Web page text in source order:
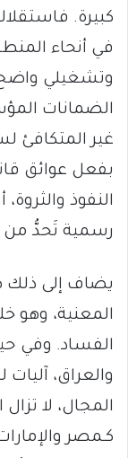
كبيرة.
في أنحاء
وتشغيلي
الضمانات
غير المتكافئ
بفعل عوائق
النفوذ
رسمية تَحدُّ من
يضاف إلى
المعنية، وهو
الفساد. وفي
والعراق،
المجال، لا
كـمصر